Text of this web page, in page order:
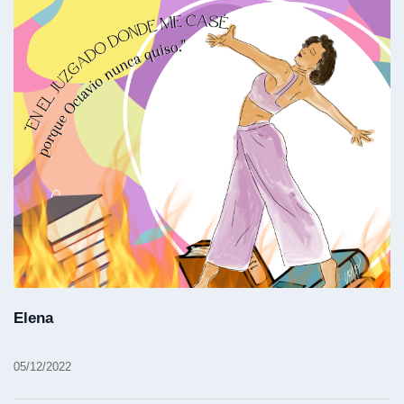
Elena
05/12/2022